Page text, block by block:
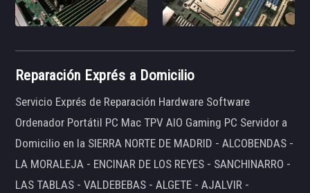
Reparación Exprés a Domicilio
Servicio Exprés de Reparación Hardware Software
Ordenador Portátil PC Mac TPV AIO Gaming PC Servidor a
Domicilio en la SIERRA NORTE DE MADRID - ALCOBENDAS -
LA MORALEJA - ENCINAR DE LOS REYES - SANCHINARRO -
LAS TABLAS - VALDEBEBAS - ALGETE - AJALVIR -